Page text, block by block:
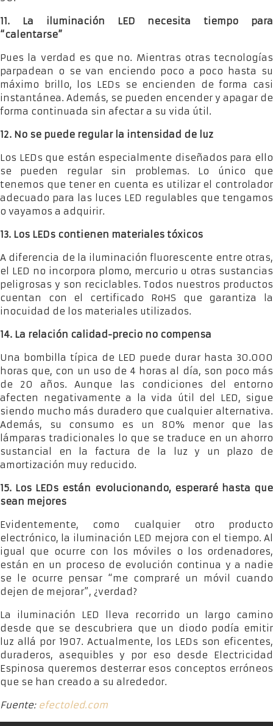
11. La iluminación LED necesita tiempo para
“calentarse”
Pues la verdad es que no. Mientras otras tecnologías
parpadean o se van enciendo poco a poco hasta su
máximo brillo, los LEDs se encienden de forma casi
instantánea. Además, se pueden encender y apagar de
forma continuada sin afectar a su vida útil.
12. No se puede regular la intensidad de luz
Los LEDs que están especialmente diseñados para ello
se pueden regular sin problemas. Lo único que
tenemos que tener en cuenta es utilizar el controlador
adecuado para las luces LED regulables que tengamos
o vayamos a adquirir.
13. Los LEDs contienen materiales tóxicos
A diferencia de la iluminación fluorescente entre otras,
el LED no incorpora plomo, mercurio u otras sustancias
peligrosas y son reciclables. Todos nuestros productos
cuentan con el certificado RoHS que garantiza la
inocuidad de los materiales utilizados.
14. La relación calidad-precio no compensa
Una bombilla típica de LED puede durar hasta 30.000
horas que, con un uso de 4 horas al día, son poco más
de 20 años. Aunque las condiciones del entorno
afecten negativamente a la vida útil del LED, sigue
siendo mucho más duradero que cualquier alternativa.
Además, su consumo es un 80% menor que las
lámparas tradicionales lo que se traduce en un ahorro
sustancial en la factura de la luz y un plazo de
amortización muy reducido.
15. Los LEDs están evolucionando, esperaré hasta que
sean mejores
Evidentemente, como cualquier otro producto
electrónico, la iluminación LED mejora con el tiempo. Al
igual que ocurre con los móviles o los ordenadores,
están en un proceso de evolución continua y a nadie
se le ocurre pensar “me compraré un móvil cuando
dejen de mejorar”, ¿verdad?
La iluminación LED lleva recorrido un largo camino
desde que se descubriera que un diodo podía emitir
luz allá por 1907. Actualmente, los LEDs son eficentes,
duraderos, asequibles y por eso desde Electricidad
Espinosa queremos desterrar esos conceptos erróneos
que se han creado a su alrededor.
Fuente: efectoled.com